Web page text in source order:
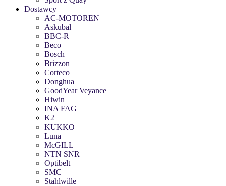
Dostawcy
AC-MOTOREN
Askubal
BBC-R
Beco
Bosch
Brizzon
Corteco
Donghua
GoodYear Veyance
Hiwin
INA FAG
K2
KUKKO
Luna
McGILL
NTN SNR
Optibelt
SMC
Stahlwille